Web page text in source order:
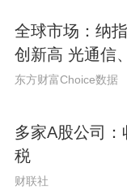
全球市场：纳
创新高 光通信
SpaceX涨超15%
东方财富Choice数据
多家A股公司
税
财联社